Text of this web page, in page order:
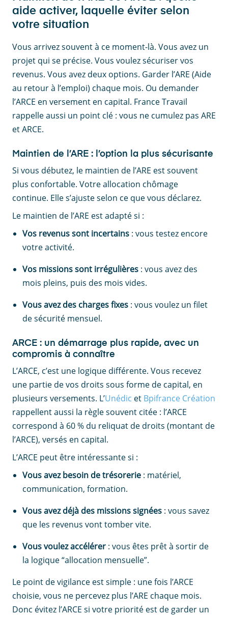
aide activer, laquelle éviter selon
votre situation
Vous arrivez souvent à ce moment-là. Vous avez un
projet qui se précise. Vous voulez sécuriser vos
revenus. Vous avez deux options. Garder l’ARE (Aide
au retour à l’emploi) chaque mois. Ou demander
l’ARCE en versement en capital. France Travail
rappelle aussi un point clé : vous ne cumulez pas ARE
et ARCE.
Maintien de l’ARE : l’option la plus sécurisante
Si vous débutez, le maintien de l’ARE est souvent
plus confortable. Votre allocation chômage
continue. Elle s’ajuste selon ce que vous déclarez.
Le maintien de l’ARE est adapté si :
Vos revenus sont incertains : vous testez encore
votre activité.
Vos missions sont irrégulières : vous avez des
mois pleins, puis des mois vides.
Vous avez des charges fixes : vous voulez un filet
de sécurité mensuel.
ARCE : un démarrage plus rapide, avec un
compromis à connaître
L’ARCE, c’est une logique différente. Vous recevez
une partie de vos droits sous forme de capital, en
plusieurs versements. L’Unédic et Bpifrance Création
rappellent aussi la règle souvent citée : l’ARCE
correspond à 60 % du reliquat de droits (montant de
l’ARCE), versés en capital.
L’ARCE peut être intéressante si :
Vous avez besoin de trésorerie : matériel,
communication, formation.
Vous avez déjà des missions signées : vous savez
que les revenus vont tomber vite.
Vous voulez accélérer : vous êtes prêt à sortir de
la logique “allocation mensuelle”.
Le point de vigilance est simple : une fois l’ARCE
choisie, vous ne percevez plus l’ARE chaque mois.
Donc évitez l’ARCE si votre priorité est de garder un